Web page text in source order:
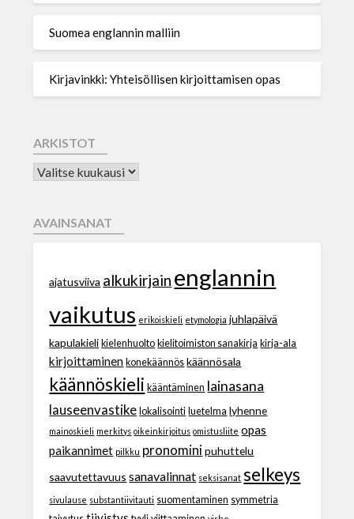
Suomea englannin malliin
Kirjavinkki: Yhteisöllisen kirjoittamisen opas
ARKISTOT
AVAINSANAT
ajatusviiva alkukirjain englannin
vaikutus erikoiskieli etymologia juhlapäivä
kapulakieli kielenhuolto kielitoimiston sanakirja kirja-ala
kirjoittaminen konekäännös käännösala
käännöskieli kääntäminen lainasana
lauseenvastike lokalisointi luetelma lyhenne
mainoskieli merkitys oikeinkirjoitus omistusliite opas
paikannimet pilkku pronomini puhuttelu
saavutettavuus sanavalinnat seksisanat selkeys
sivulause substantiivitauti suomentaminen symmetria